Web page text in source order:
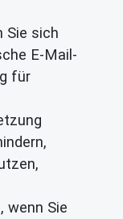
Sie sich
E-Mail-
für
wenn Sie